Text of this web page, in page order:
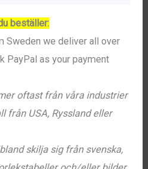
beställer:
Sweden we deliver all over
PayPal as your payment
oftast från våra industrier
från USA, Ryssland eller
skilja sig från svenska,